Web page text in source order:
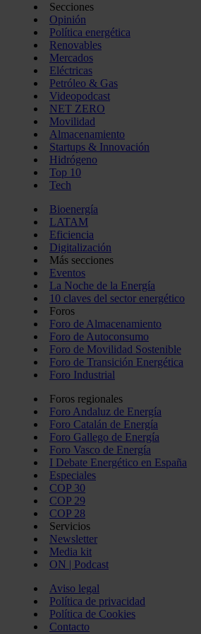
Secciones
Opinión
Política energética
Renovables
Mercados
Eléctricas
Petróleo & Gas
Videopodcast
NET ZERO
Movilidad
Almacenamiento
Startups & Innovación
Hidrógeno
Top 10
Tech
Bioenergía
LATAM
Eficiencia
Digitalización
Más secciones
Eventos
La Noche de la Energía
10 claves del sector energético
Foros
Foro de Almacenamiento
Foro de Autoconsumo
Foro de Movilidad Sostenible
Foro de Transición Energética
Foro Industrial
Foros regionales
Foro Andaluz de Energía
Foro Catalán de Energía
Foro Gallego de Energía
Foro Vasco de Energía
I Debate Energético en España
Especiales
COP 30
COP 29
COP 28
Servicios
Newsletter
Media kit
ON | Podcast
Aviso legal
Política de privacidad
Política de Cookies
Contacto